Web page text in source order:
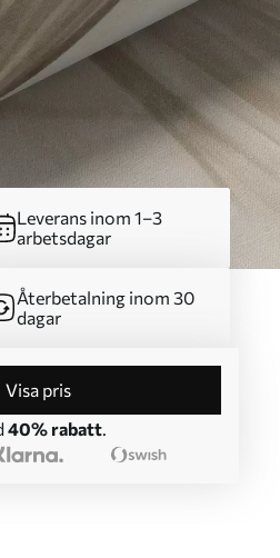
Leverans inom 1–3
arbetsdagar
Återbetalning inom 30
dagar
Visa pris
40% rabatt.